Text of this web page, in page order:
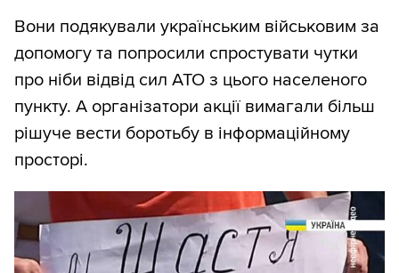
Вони подякували українським військовим за
допомогу та попросили спростувати чутки
про ніби відвід сил АТО з цього населеного
пункту. А організатори акції вимагали більш
рішуче вести боротьбу в інформаційному
просторі.